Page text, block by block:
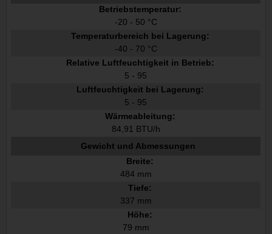
Betriebstemperatur:
-20 - 50 °C
Temperaturbereich bei Lagerung:
-40 - 70 °C
Relative Luftfeuchtigkeit in Betrieb:
5 - 95
Luftfeuchtigkeit bei Lagerung:
5 - 95
Wärmeableitung:
84,91 BTU/h
Gewicht und Abmessungen
Breite:
484 mm
Tiefe:
337 mm
Höhe:
79 mm